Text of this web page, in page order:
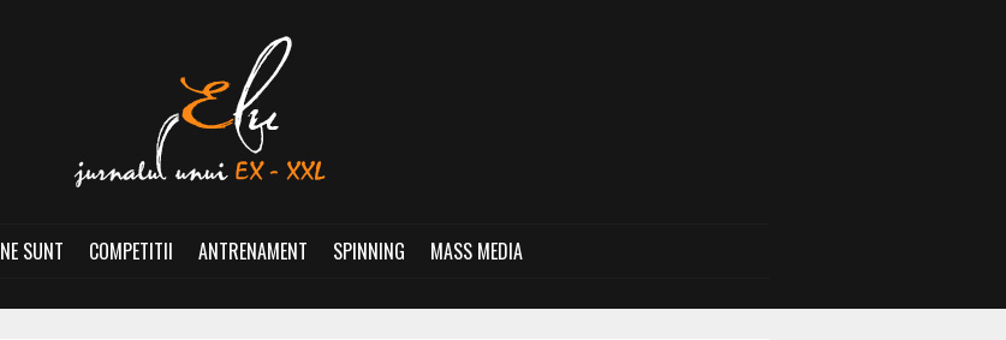
SUNT COMPETITII ANTRENAMENT SPINNING MASS MEDIA